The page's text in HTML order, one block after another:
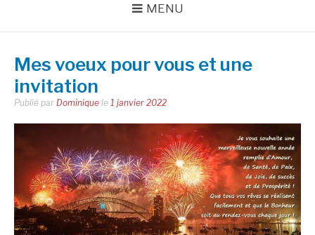
MENU
Mes voeux pour vous et une
invitation
Publié par Dominique le 1 janvier 2022